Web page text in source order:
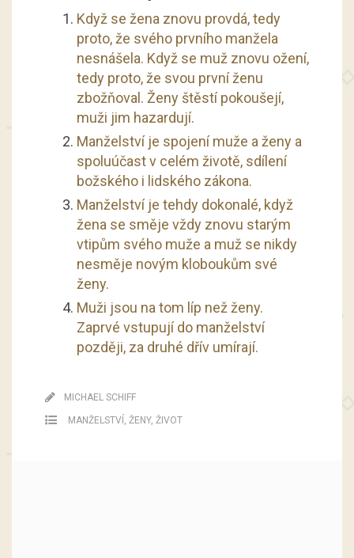
Když se žena znovu provdá, tedy
proto, že svého prvního manžela
nesnášela. Když se muž znovu ožení,
tedy proto, že svou první ženu
zbožňoval. Ženy štěstí pokoušejí,
muži jim hazardují.
Manželství je spojení muže a ženy a
spoluúčast v celém životě, sdílení
božského i lidského zákona.
Manželství je tehdy dokonalé, když
žena se směje vždy znovu starým
vtipům svého muže a muž se nikdy
nesměje novým kloboukům své
ženy.
Muži jsou na tom líp než ženy.
Zaprvé vstupují do manželství
později, za druhé dřív umírají.
MICHAEL SCHIFF
MANŽELSTVÍ, ŽENY, ŽIVOT